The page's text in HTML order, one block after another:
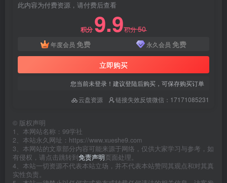
此内容为付费资源，请付费后查看
积分 9.9积分50
年度会员 免费 永久会员 免费
立即购买
您当前未登录！建议登陆后购买，可保存购买订单
云盘资源
链接失效反馈微信：17171085231
© 版权声明
1、本网站名称：99学社
2、本站永久网址：https://www.xueshe9.com
3、本网站的文章部分内容可能来源于网络，仅供大家学习与参考，如
有侵权，请点击跳转到免责声明页面处理。
4、本站一切资源不代表本站立场，并不代表本站赞同其观点和对其真
实性负责。